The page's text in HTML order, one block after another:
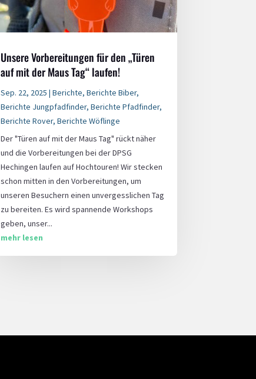
Unsere Vorbereitungen für den „Türen
auf mit der Maus Tag“ laufen!
Sep. 22, 2025 | Berichte, Berichte Biber,
Berichte Jungpfadfinder, Berichte Pfadfinder,
Berichte Rover, Berichte Wöflinge
Der "Türen auf mit der Maus Tag" rückt näher
und die Vorbereitungen bei der DPSG
Hechingen laufen auf Hochtouren! Wir stecken
schon mitten in den Vorbereitungen, um
unseren Besuchern einen unvergesslichen Tag
zu bereiten. Es wird spannende Workshops
geben, unser...
mehr lesen